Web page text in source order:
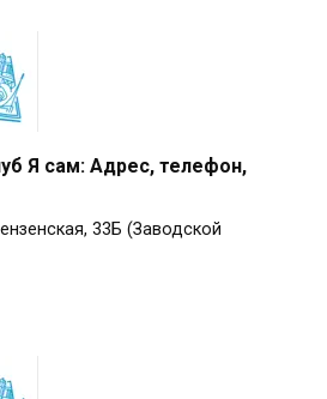
Я сам: Адрес, телефон,
33Б (Заводской